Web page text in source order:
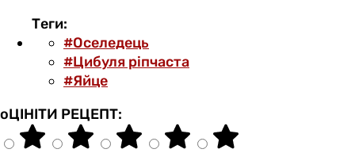
Теги:
#Оселедець
#Цибуля ріпчаста
#Яйце
оЦІНІТИ РЕЦЕПТ: